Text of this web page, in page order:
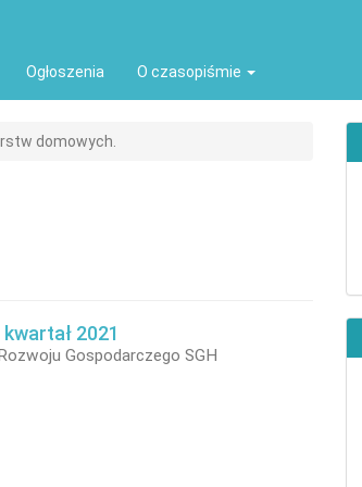
Ogłoszenia O czasopiśmie
domowych.
2021
Gospodarczego SGH